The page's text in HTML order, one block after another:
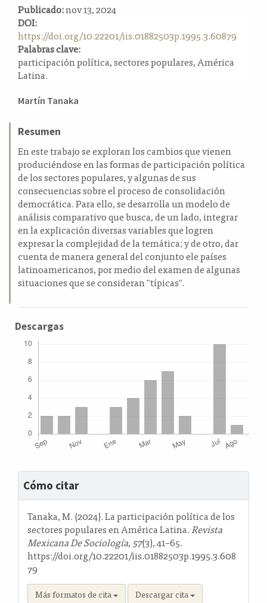
a
l
a
t
e
r
l
Publicado:nov 13, 2024
DOI:
https://doi.org/10.22201/iis.01882503p.1995.3.60879
Palabras clave:
participación política, sectores populares, América
Latina.
Contenido
del
artículo
Martín Tanaka
Resumen
En este trabajo se exploran los cambios que vienen
produciéndose en las formas de participación política
de los sectores populares, y algunas de sus
consecuencias sobre el proceso de consolidación
democrática. Para ello, se desarrolla un modelo de
análisis comparativo que busca, de un lado, integrar
en la explicación diversas variables que logren
expresar la complejidad de la temática; y de otro, dar
cuenta de manera general del conjunto ele países
latinoamericanos, por medio del examen de algunas
situaciones que se consideran "típicas".
Descargas
Detalles
del
artículo
Cómo citar
Tanaka, M. (2024). La participación política de los
sectores populares en América Latina.Revista
Mexicana De Sociología,57(3), 41–65.
https://doi.org/10.22201/iis.01882503p.1995.3.608
79
Más formatos de cita Descargar cita